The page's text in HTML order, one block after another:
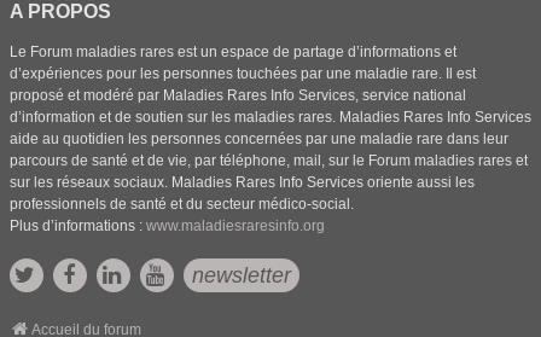
A PROPOS
Le Forum maladies rares est un espace de partage d’informations et
d’expériences pour les personnes touchées par une maladie rare. Il est
proposé et modéré par Maladies Rares Info Services, service national
d’information et de soutien sur les maladies rares. Maladies Rares Info Services
aide au quotidien les personnes concernées par une maladie rare dans leur
parcours de santé et de vie, par téléphone, mail, sur le Forum maladies rares et
sur les réseaux sociaux. Maladies Rares Info Services oriente aussi les
professionnels de santé et du secteur médico-social.
Plus d’informations : www.maladiesraresinfo.org
newsletter
Accueil du forum